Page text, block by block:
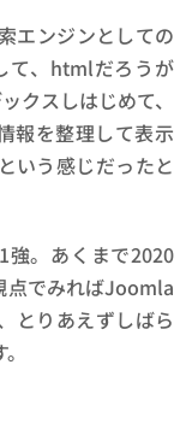
エンジンとしての
て、htmlだろうが
クスしはじめて、
報を整理して表示
いう感じだったと
強。あくまで2020
点でみればJoomla
とりあえずしばら